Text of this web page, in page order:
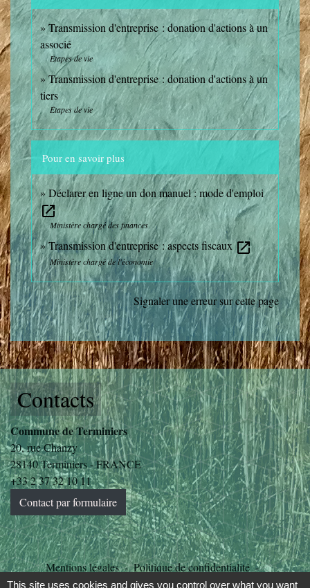
Transmission d'entreprise : donation d'actions à un
associé
Étapes de vie
Transmission d'entreprise : donation d'actions à un
tiers
Étapes de vie
Pour en savoir plus
Déclarer en ligne un don manuel : mode d'emploi
open_in_new
Ministère chargé des finances
Transmission d'entreprise : aspects fiscauxopen_in_new
Ministère chargé de l'économie
Signaler une erreur sur cette page
Contacts
Commune de Terminiers
20, rue Chanzy
28140 Terminiers - FRANCE
+33 2 37 32 10 11
Contact par formulaire
Mentions légales - Politique de confidentialité -
Accessibilité - Plan du site - Gestion des cookies
This site uses cookies and gives you control over what you want